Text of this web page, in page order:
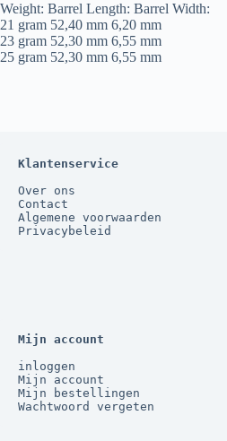
Weight: Barrel Length: Barrel Width:
21 gram 52,40 mm 6,20 mm
23 gram 52,30 mm 6,55 mm
25 gram 52,30 mm 6,55 mm
Klantenservice
Over ons
Contact
Algemene voorwaarden
Privacybeleid
Mijn account
inloggen
Mijn account
Mijn bestellingen
Wachtwoord vergeten